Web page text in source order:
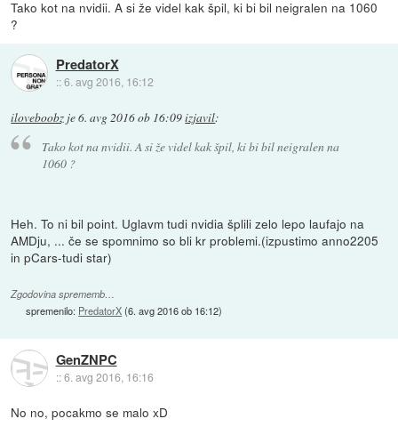
Tako kot na nvidii. A si že videl kak špil, ki bi bil neigralen na 1060
?
PredatorX
::6. avg 2016, 16:12
iloveboobz je6. avg 2016 ob 16:09izjavil:
Tako kot na nvidii. A si že videl kak špil, ki bi bil neigralen na
1060 ?
Heh. To ni bil point. Uglavm tudi nvidia šplili zelo lepo laufajo na
AMDju, ... če se spomnimo so bli kr problemi.(izpustimo anno2205
in pCars-tudi star)
Zgodovina sprememb…
spremenilo: PredatorX(6. avg 2016 ob 16:12)
GenZNPC
::6. avg 2016, 16:16
No no, pocakmo se malo xD